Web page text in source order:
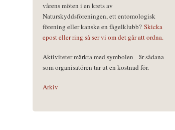
vårens möten i en krets av
Naturskyddsföreningen, ett entomologisk
förening eller kanske en fågelklubb? Skicka
epost eller ring så ser vi om det går att ordna.
Aktiviteter märkta med symbolen
är sådana
som organisatören tar ut en kostnad för.
Arkiv